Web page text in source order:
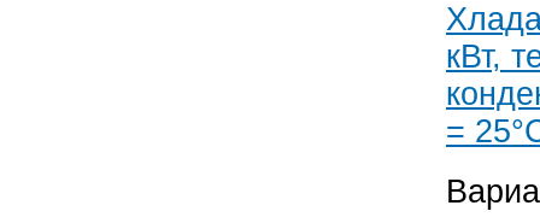
кВт,
=